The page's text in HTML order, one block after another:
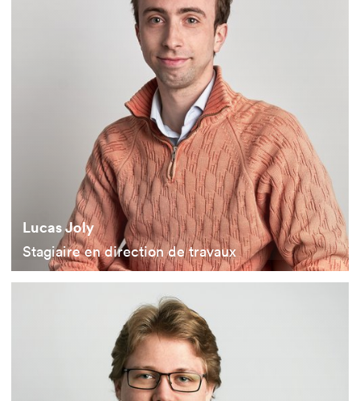
Lucas Joly
Stagiaire en direction de travaux